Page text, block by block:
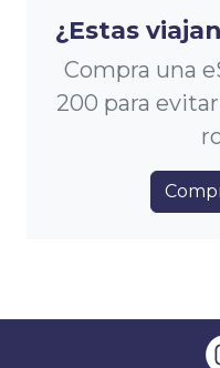
¿Estas
Compra una
200 para